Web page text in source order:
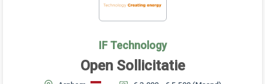
IF Technology
Open Sollicitatie